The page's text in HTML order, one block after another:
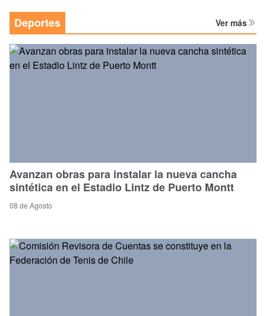
Deportes Ver más
Avanzan obras para instalar la nueva cancha
sintética en el Estadio Lintz de Puerto Montt
08 de Agosto